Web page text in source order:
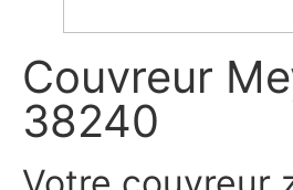
Couvreur
38240